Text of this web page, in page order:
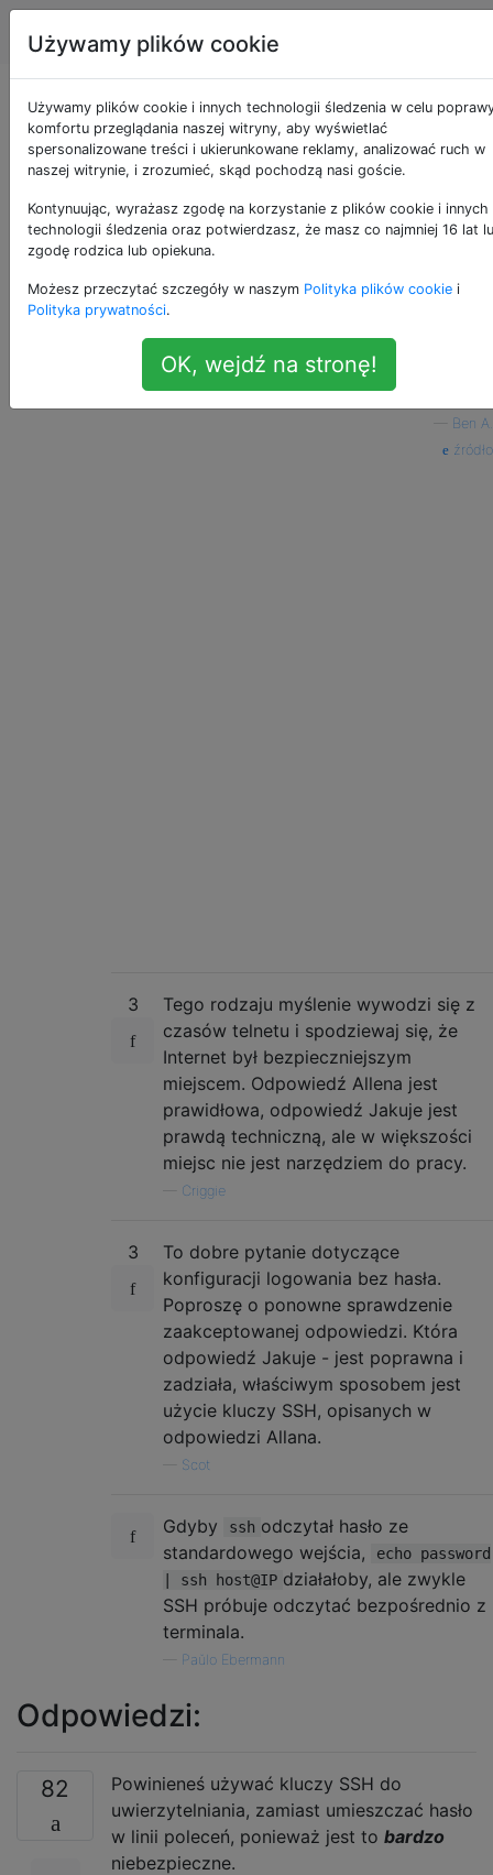
Apple Tagi
Jak SSH w jednej linii
26
pośrednictwem SSH w jednej linii? Gdybym
miał to zrobić
, wymagałoby to
mogę zrobić coś takiego:, ssh host@IP |
zapytaniem o hasło.
terminal
ssh
Ben A.
źródło
3
Tego rodzaju myślenie wywodzi się z
czasów telnetu i spodziewaj się, że
Internet był bezpieczniejszym
miejscem. Odpowiedź Allena jest
prawidłowa, odpowiedź Jakuje jest
prawdą techniczną, ale w większości
miejsc nie jest narzędziem do pracy.
Criggie
3
To dobre pytanie dotyczące
konfiguracji logowania bez hasła.
Poproszę o ponowne sprawdzenie
zaakceptowanej odpowiedzi. Która
odpowiedź Jakuje - jest poprawna i
zadziała, właściwym sposobem jest
użycie kluczy SSH, opisanych w
odpowiedzi Allana.
Scot
Gdyby ssh odczytał hasło ze
standardowego wejścia,
echo password
| ssh host@IP działałoby, ale zwykle
SSH próbuje odczytać bezpośrednio z
terminala.
Paŭlo Ebermann
Odpowiedzi:
82
Powinieneś używać kluczy SSH do
uwierzytelniania, zamiast umieszczać hasło
w linii poleceń, ponieważ jest to bardzo
niebezpieczne.
Używamy plików cookie
Używamy plików cookie i innych technologii śledzenia w celu
komfortu przeglądania naszej witryny, aby wyświetlać
spersonalizowane treści i ukierunkowane reklamy, analizować ruch w
naszej witrynie, i zrozumieć, skąd pochodzą nasi goście.
Kontynuując, wyrażasz zgodę na korzystanie z plików cookie i innych
technologii śledzenia oraz potwierdzasz, że masz co najmniej 16 lat
zgodę rodzica lub opiekuna.
Możesz przeczytać szczegóły w naszym Polityka plików cookie i
Polityka prywatności.
OK, wejdź na stronę!